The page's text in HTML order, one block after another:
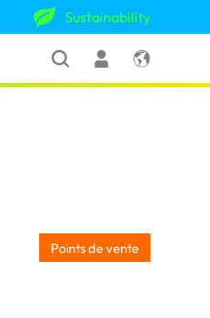
Sustainability
Points de vente